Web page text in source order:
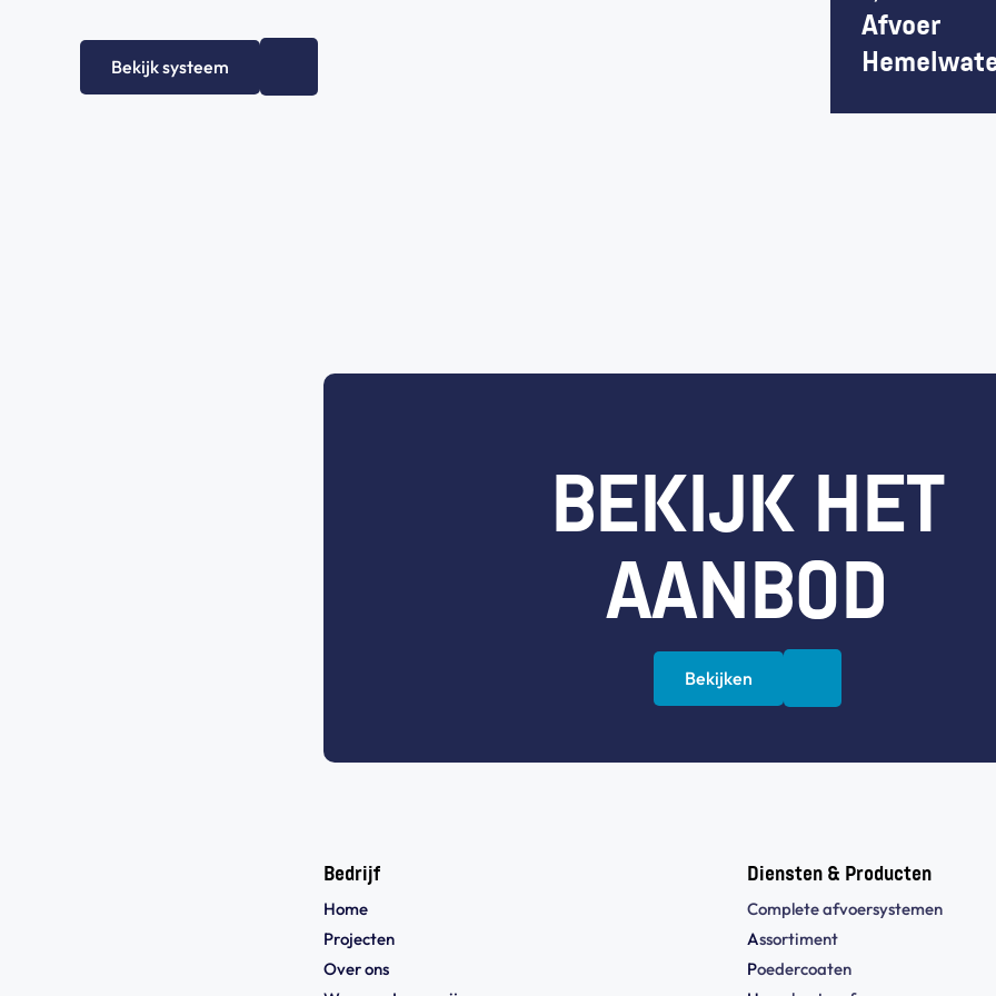
Bekijk systeem
Afvoer
BEKIJK HET
AANBOD
Bekijken
Bedrijf
Home
Projecten
Over ons
Diensten & Producten
Complete afvoersystemen
Assortiment
Poedercoaten